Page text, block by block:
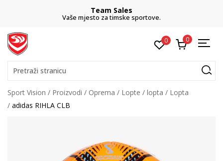
Team Sales
Vaše mjesto za timske sportove.
0 0
Pretraži stranicu
Sport Vision Proizvodi Oprema Lopte lopta
Lopta
adidas RIHLA CLB